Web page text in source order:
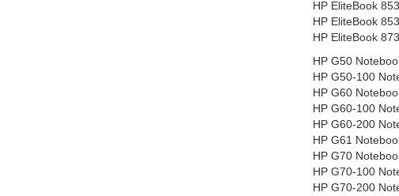
HP EliteBook
HP EliteBook
HP EliteBook
HP G50
HP G50-100
HP G60
HP G60-100
HP G60-200
HP G61
HP G70
HP G70-100
HP G70-200